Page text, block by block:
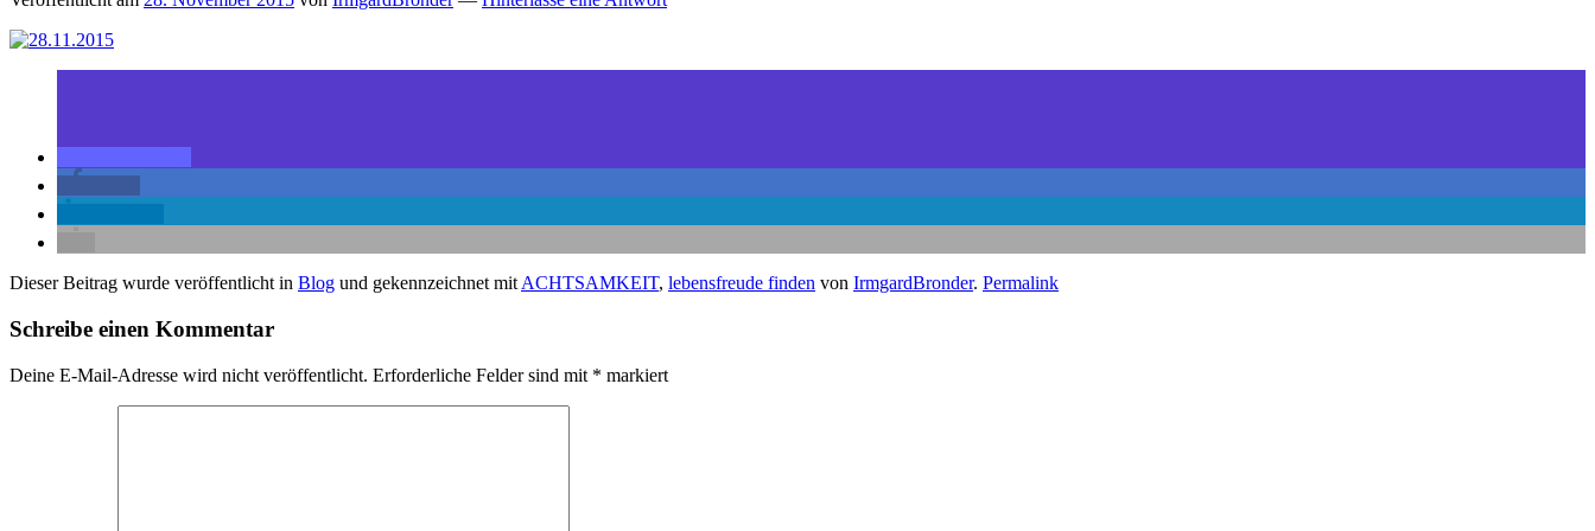
Dieser Beitrag wurde veröffentlicht in Blog und gekennzeichnet mitACHTSAMKEIT, lebensfreude finden von IrmgardBronder. Permalink
Schreibe einen Kommentar
Deine E-Mail-Adresse wird nicht veröffentlicht. Erforderliche Felder sind mit * markiert